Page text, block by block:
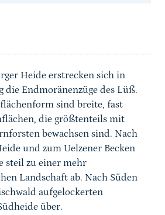
Heide erstrecken sich in
Endmoränenzüge des Lüß.
sind breite, fast
die größtenteils mit
bewachsen sind. Nach
und zum Uelzener Becken
steil zu einer mehr
Landschaft ab. Nach Süden
aufgelockerten
über.